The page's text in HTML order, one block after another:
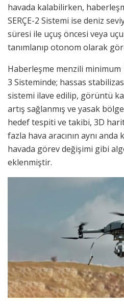
havada kalabilirken,
SERÇE-2 Sistemi ise deniz
süresi ile uçuş öncesi veya
tanımlanıp otonom olarak
Haberleşme menzili minimum
3 Sisteminde; hassas
sistemi ilave edilip, görüntü
artış sağlanmış ve yasak
hedef tespiti ve takibi, 3D
fazla hava aracının aynı anda
havada görev değişimi gibi
eklenmiştir.